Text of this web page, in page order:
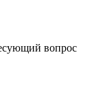
вопрос